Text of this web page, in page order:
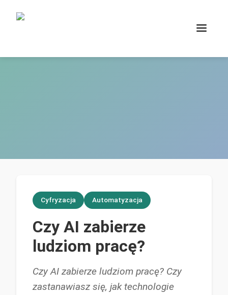
Cyfryzacja Automatyzacja
Czy AI zabierze
ludziom pracę?
Czy AI zabierze ludziom pracę? Czy
zastanawiasz się, jak technologie